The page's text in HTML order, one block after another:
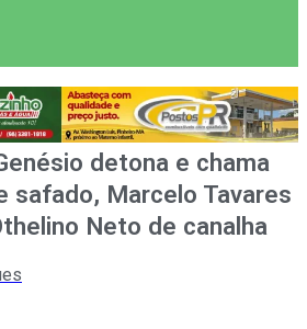
detona e chama
safado, Marcelo Tavares
Neto de canalha